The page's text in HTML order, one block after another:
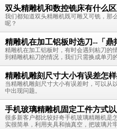
双头精雕机和数控铣床有什么
我们都知道双头精雕机既可雕又可铣，那
呢？
精雕机在加工铝板时选刀--「鼎
精雕机在加工铝板时，有时会遇到粘刀的
到精雕机粘刀的情况，我们只需换成单刃
精雕机雕刻尺寸大小有误差怎
当精雕机雕刻尺寸大小有误差时，可以从
中出现问题。
手机玻璃精雕机固定工件方式
很多新客户都比较好奇手机玻璃精雕机是
实很简单，利用夹具和抽真空，把玻璃片